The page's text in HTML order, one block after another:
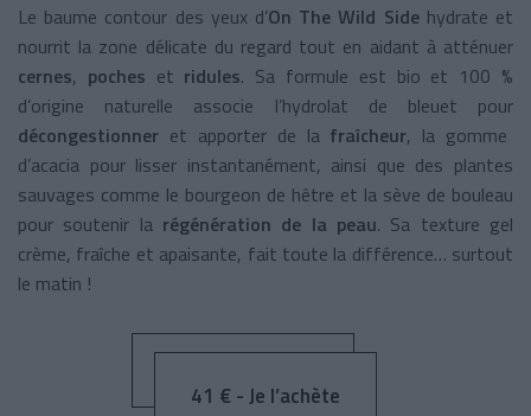
Le baume contour des yeux d’On The Wild Sidehydrate et
nourrit la zone délicate du regard tout en aidant à atténuer
cernes, poches et ridules. Sa formule est bio et 100 %
d’origine naturelle associe l’hydrolat de bleuet pour
décongestionner et apporter de la fraîcheur, la gomme
d’acacia pour lisser instantanément, ainsi que des plantes
sauvages comme le bourgeon de hêtre et la sève de bouleau
pour soutenir larégénération de la peau. Sa texture gel
crème, fraîche et apaisante, fait toute la différence… surtout
le matin !
41 € - Je l’achète